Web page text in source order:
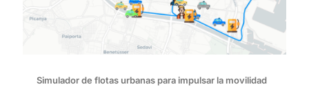
Simulador de flotas urbanas para impulsar la movilidad